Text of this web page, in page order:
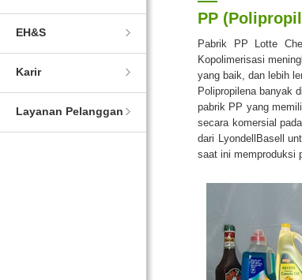
EH&S
Karir
Layanan Pelanggan
PP
Pabrik PP Lotte
Kopolimerisasi
yang baik, dan lebih
Polipropilena banyak
pabrik PP yang
secara komersial
dari LyondellBasell
saat ini memproduksi